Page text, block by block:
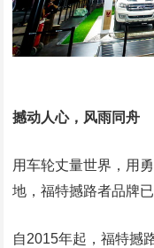
撼动人心，风雨同舟
用车轮丈量世界，用
地，福特撼路者品牌
自2015年起，福特撼